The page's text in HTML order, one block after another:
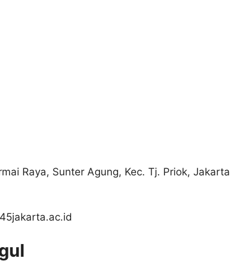
Raya, Sunter Agung, Kec. Tj. Priok, Jakarta